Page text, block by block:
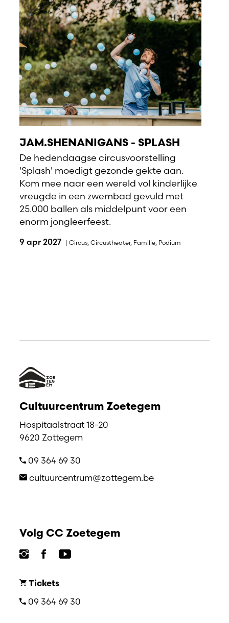
JAM.SHENANIGANS - SPLASH
De hedendaagse circusvoorstelling
'Splash' moedigt gezonde gekte aan.
Kom mee naar een wereld vol kinderlijke
vreugde in een zwembad gevuld met
25.000 ballen als middelpunt voor een
enorm jongleerfeest.
9 apr 2027 | Circus Circustheater, Familie Podium
Cultuurcentrum Zoetegem
Hospitaalstraat 18-20
9620 Zottegem
09 364 69 30
cultuurcentrum@zottegem.be
Volg CC Zoetegem
Tickets
09 364 69 30